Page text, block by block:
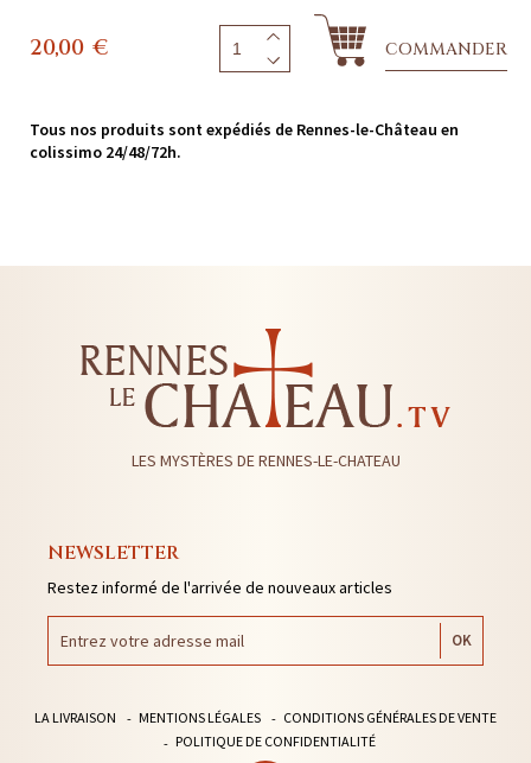
20,00 € COMMANDER
Tous nos produits sont expédiés de Rennes-le-Château en
colissimo 24/48/72h.
LES MYSTÈRES DE RENNES-LE-CHATEAU
NEWSLETTER
Restez informé de l'arrivée de nouveaux articles
LA LIVRAISON MENTIONS LÉGALES
CONDITIONS GÉNÉRALES DE VENTE
POLITIQUE DE CONFIDENTIALITÉ